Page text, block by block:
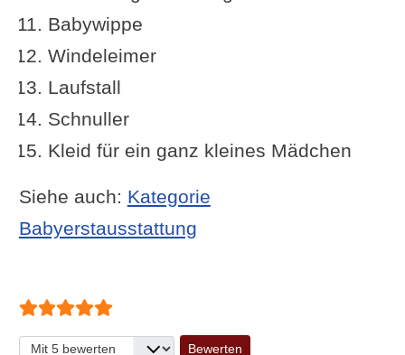
Babywippe
Windeleimer
Laufstall
Schnuller
Kleid für ein ganz kleines Mädchen
Siehe auch: Kategorie
Babyerstausstattung
Bewertung:
Bitte bewerten